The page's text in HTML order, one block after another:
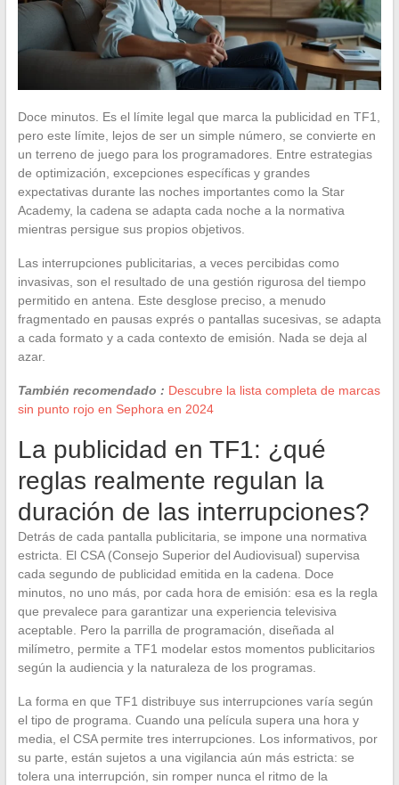
Doce minutos. Es el límite legal que marca la publicidad en TF1,
pero este límite, lejos de ser un simple número, se convierte en
un terreno de juego para los programadores. Entre estrategias
de optimización, excepciones específicas y grandes
expectativas durante las noches importantes como la Star
Academy, la cadena se adapta cada noche a la normativa
mientras persigue sus propios objetivos.
Las interrupciones publicitarias, a veces percibidas como
invasivas, son el resultado de una gestión rigurosa del tiempo
permitido en antena. Este desglose preciso, a menudo
fragmentado en pausas exprés o pantallas sucesivas, se adapta
a cada formato y a cada contexto de emisión. Nada se deja al
azar.
También recomendado : Descubre la lista completa de marcas
sin punto rojo en Sephora en 2024
La publicidad en TF1: ¿qué
reglas realmente regulan la
duración de las interrupciones?
Detrás de cada pantalla publicitaria, se impone una normativa
estricta. El CSA (Consejo Superior del Audiovisual) supervisa
cada segundo de publicidad emitida en la cadena. Doce
minutos, no uno más, por cada hora de emisión: esa es la regla
que prevalece para garantizar una experiencia televisiva
aceptable. Pero la parrilla de programación, diseñada al
milímetro, permite a TF1 modelar estos momentos publicitarios
según la audiencia y la naturaleza de los programas.
La forma en que TF1 distribuye sus interrupciones varía según
el tipo de programa. Cuando una película supera una hora y
media, el CSA permite tres interrupciones. Los informativos, por
su parte, están sujetos a una vigilancia aún más estricta: se
tolera una interrupción, sin romper nunca el ritmo de la